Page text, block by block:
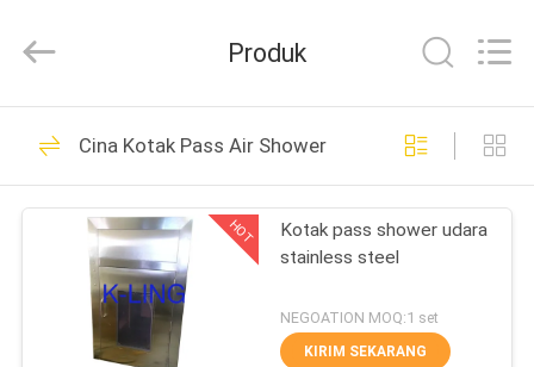
RUMAH
PRODUK
TENTANG
Technology
Company.
Reserved.
Terowongan Air
Shower
194
Produk
Cina Kotak Pass Air Shower
HOT
Kotak pass shower udara
stainless steel
NEGOATION MOQ:1 set
KIRIM SEKARANG